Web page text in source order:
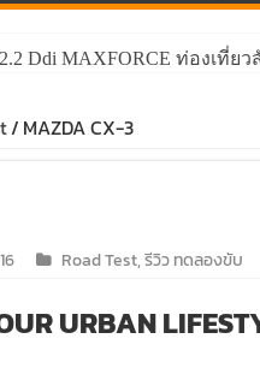
Ddi MAXFORCE ท่องเที่
/ MAZDA CX-3
Road Test,รีวิว ทดลองขับ
URBAN